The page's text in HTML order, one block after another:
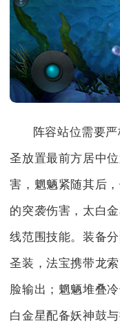
阵容站位需要
圣放置最前方居中
害，魍魉紧随其后
的突袭伤害，太白
线范围技能。装备
圣装，法宝携带龙
脸输出；魍魉堆叠
白金星配备妖神鼓